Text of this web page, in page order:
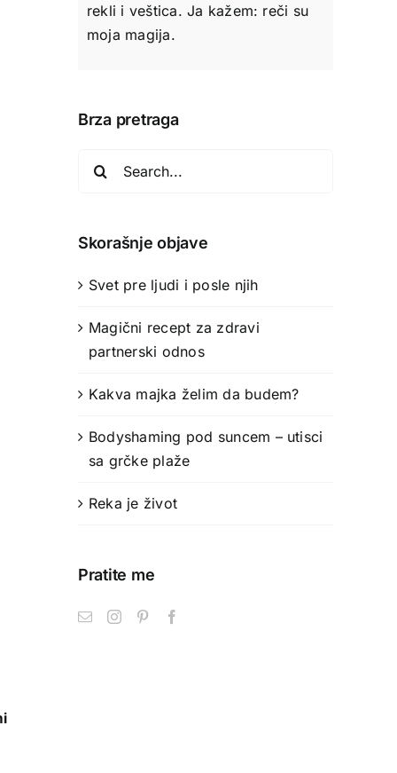
rekli i veštica. Ja kažem: reči su
moja magija.
Brza pretraga
Skorašnje objave
Svet pre ljudi i posle njih
Magični recept za zdravi
partnerski odnos
Kakva majka želim da budem?
Bodyshaming pod suncem – utisci
sa grčke plaže
Reka je život
Pratite me